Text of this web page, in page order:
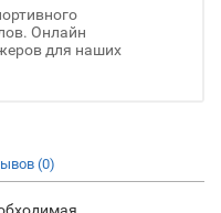
Онлайн
для наших
(0)